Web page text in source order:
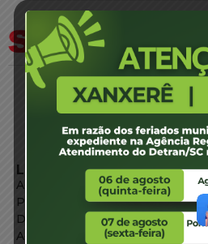
LINKS EXTERNOS
Agência de Notícias
Portal de Serviços
Diário Oficial
Acesso à Informação